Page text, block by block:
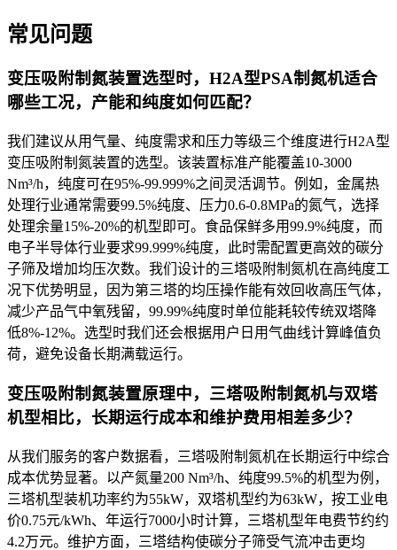
常见问题
变压吸附制氮装置选型时，H2A型PSA制氮机适合
哪些工况，产能和纯度如何匹配？
我们建议从用气量、纯度需求和压力等级三个维度进行H2A型
变压吸附制氮装置的选型。该装置标准产能覆盖10-3000
Nm³/h，纯度可在95%-99.999%之间灵活调节。例如，金属热
处理行业通常需要99.5%纯度、压力0.6-0.8MPa的氮气，选择
处理余量15%-20%的机型即可。食品保鲜多用99.9%纯度，而
电子半导体行业要求99.999%纯度，此时需配置更高效的碳分
子筛及增加均压次数。我们设计的三塔吸附制氮机在高纯度工
况下优势明显，因为第三塔的均压操作能有效回收高压气体，
减少产品气中氧残留，99.99%纯度时单位能耗较传统双塔降
低8%-12%。选型时我们还会根据用户日用气曲线计算峰值负
荷，避免设备长期满载运行。
变压吸附制氮装置原理中，三塔吸附制氮机与双塔
机型相比，长期运行成本和维护费用相差多少？
从我们服务的客户数据看，三塔吸附制氮机在长期运行中综合
成本优势显著。以产氮量200 Nm³/h、纯度99.5%的机型为例，
三塔机型装机功率约为55kW，双塔机型约为63kW，按工业电
价0.75元/kWh、年运行7000小时计算，三塔机型年电费节约约
4.2万元。维护方面，三塔结构使碳分子筛受气流冲击更均